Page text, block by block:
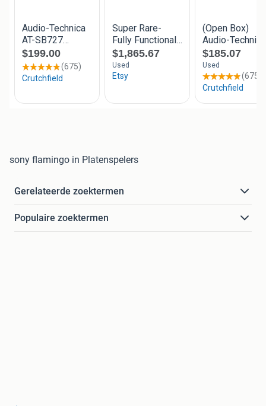
sony flamingo in Platenspelers
Gerelateerde zoektermen
Populaire zoektermen